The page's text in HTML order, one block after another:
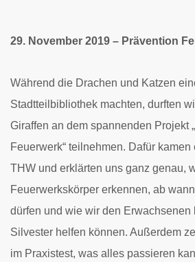
29. November 2019 – Prävention
Während die Drachen und Katzen
Stadtteilbibliothek machten, durften
Giraffen an dem spannenden Projekt
Feuerwerk“ teilnehmen. Dafür
THW und erklärten uns ganz genau,
Feuerwerkskörper erkennen, ab
dürfen und wie wir den Erwachsenen
Silvester helfen können. Außerdem
im Praxistest, was alles passieren